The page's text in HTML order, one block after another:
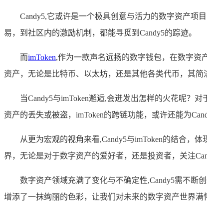
Candy5,它或许是一个极具创意与活力的数字资产项
易，到社区内的激励机制，都能寻觅到Candy5的踪迹。
而imToken,作为一款声名远扬的数字钱包，在数字资
资产，无论是比特币、以太坊，还是其他各类代币，其
当Candy5与imToken邂逅,会迸发出怎样的火花呢？
资产的丢失或被盗，imToken的跨链功能，或许还能为
从更为宏观的视角来看,Candy5与imToken的结合，
界，无论是对于数字资产的爱好者，还是投资者，关注
数字资产领域充满了变化与不确定性,Candy5需不断
增添了一抹绚丽的色彩，让我们对未来的数字资产世界满